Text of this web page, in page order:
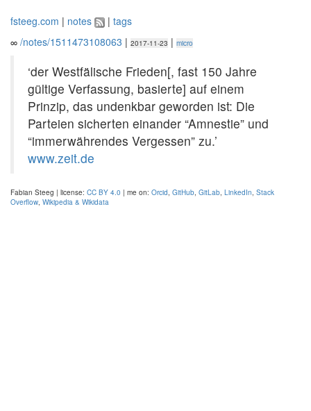
fsteeg.com | notes | tags
∞ /notes/1511473108063 | 2017-11-23 | micro
‘der Westfälische Frieden[, fast 150 Jahre
gültige Verfassung, basierte] auf einem
Prinzip, das undenkbar geworden ist: Die
Parteien sicherten einander “Amnestie” und
“immerwährendes Vergessen” zu.’
www.zeit.de
Fabian Steeg | license: CC BY 4.0 | me on: Orcid, GitHub, GitLab, LinkedIn, Stack
Overflow, Wikipedia & Wikidata